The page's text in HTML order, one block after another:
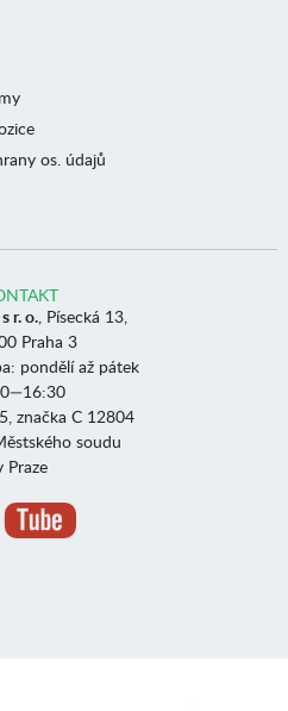
os. údajů
r. o., Písecká 13,
Praha 3
pondělí až pátek
značka C 12804
soudu
Praze